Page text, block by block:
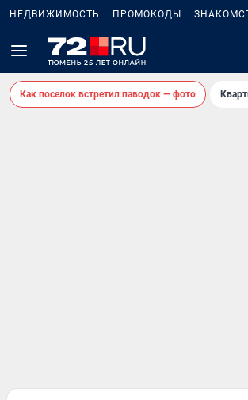
НЕДВИЖИМОСТЬ ПРОМОКОДЫ
Как поселок встретил паводок — фото